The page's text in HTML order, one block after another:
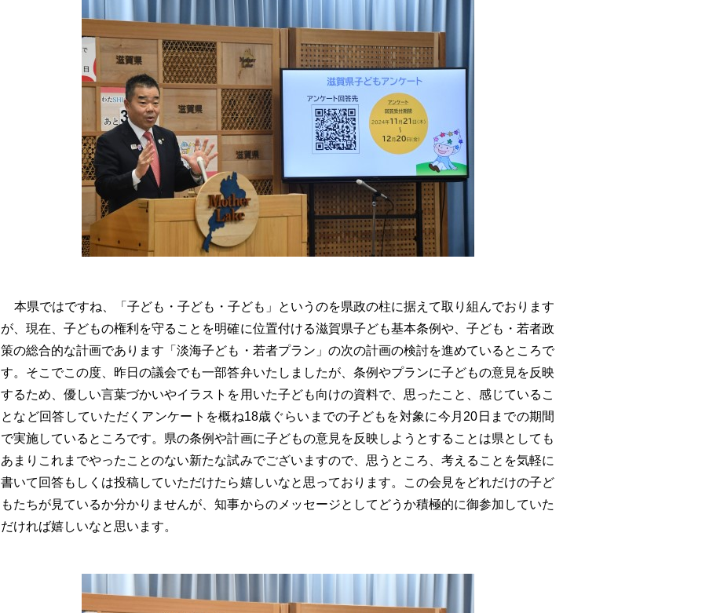
本県ではですね、「子ども・子ども・子ども」というのを県政の柱に据えて取り組んでおります
が、現在、子どもの権利を守ることを明確に位置付ける滋賀県子ども基本条例や、子ども・若者政
策の総合的な計画であります「淡海子ども・若者プラン」の次の計画の検討を進めているところで
す。そこでこの度、昨日の議会でも一部答弁いたしましたが、条例やプランに子どもの意見を反映
するため、優しい言葉づかいやイラストを用いた子ども向けの資料で、思ったこと、感じているこ
となど回答していただくアンケートを概ね18歳ぐらいまでの子どもを対象に今月20日までの期間
で実施しているところです。県の条例や計画に子どもの意見を反映しようとすることは県としても
あまりこれまでやったことのない新たな試みでございますので、思うところ、考えることを気軽に
書いて回答もしくは投稿していただけたら嬉しいなと思っております。この会見をどれだけの子ど
もたちが見ているか分かりませんが、知事からのメッセージとしてどうか積極的に御参加していた
だければ嬉しいなと思います。